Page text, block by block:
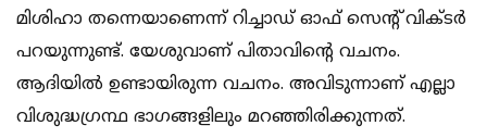
മിശിഹാ തന്നെയാണെന്ന് റിച്ചാഡ് ഓഫ് സെന്റ് വിക്ടര്‍
പറയുന്നുണ്ട്. യേശുവാണ് പിതാവിന്റെ വചനം.
ആദിയില്‍ ഉണ്ടായിരുന്ന വചനം. അവിടുന്നാണ് എല്ലാ
വിശുദ്ധഗ്രന്ഥ ഭാഗങ്ങളിലും മറഞ്ഞിരിക്കുന്നത്.